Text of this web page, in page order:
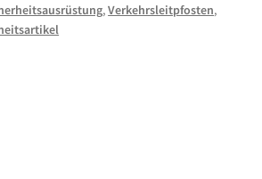
,Verkehrsleitpfosten,